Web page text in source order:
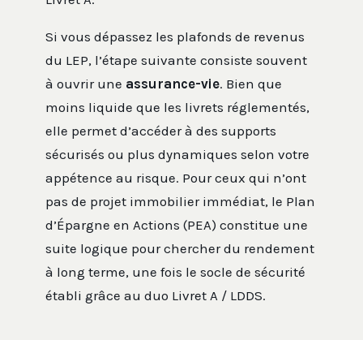
Si vous dépassez les plafonds de revenus
du LEP, l’étape suivante consiste souvent
à ouvrir une assurance-vie. Bien que
moins liquide que les livrets réglementés,
elle permet d’accéder à des supports
sécurisés ou plus dynamiques selon votre
appétence au risque. Pour ceux qui n’ont
pas de projet immobilier immédiat, le Plan
d’Épargne en Actions (PEA) constitue une
suite logique pour chercher du rendement
à long terme, une fois le socle de sécurité
établi grâce au duo Livret A / LDDS.